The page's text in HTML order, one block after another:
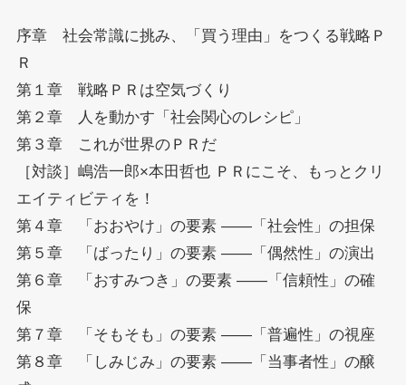
序章 社会常識に挑み、「買う理由」をつくる戦略Ｐ
Ｒ
第１章 戦略ＰＲは空気づくり
第２章 人を動かす「社会関心のレシピ」
第３章 これが世界のＰＲだ
［対談］嶋浩一郎×本田哲也 ＰＲにこそ、もっとクリ
エイティビティを！
第４章 「おおやけ」の要素 ――「社会性」の担保
第５章 「ばったり」の要素 ――「偶然性」の演出
第６章 「おすみつき」の要素 ――「信頼性」の確
保
第７章 「そもそも」の要素 ――「普遍性」の視座
第８章 「しみじみ」の要素 ――「当事者性」の醸